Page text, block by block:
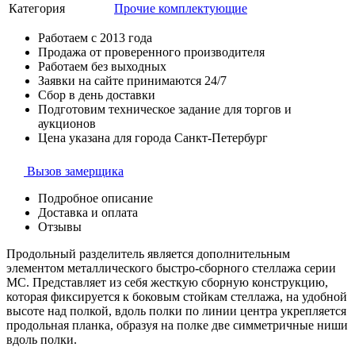
Категория
Прочие комплектующие
Работаем с 2013 года
Продажа от проверенного производителя
Работаем без выходных
Заявки на сайте принимаются 24/7
Сбор в день доставки
Подготовим техническое задание для торгов и
аукционов
Цена указана для города Санкт-Петербург
Вызов замерщика
Подробное описание
Доставка и оплата
Отзывы
Продольный разделитель является дополнительным
элементом металлического быстро-сборного стеллажа серии
МС. Представляет из себя жесткую сборную конструкцию,
которая фиксируется к боковым стойкам стеллажа, на удобной
высоте над полкой, вдоль полки по линии центра укрепляется
продольная планка, образуя на полке две симметричные ниши
вдоль полки.